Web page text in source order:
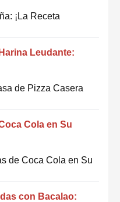
¡La Receta
Leudante:
de Pizza Casera
Cola en Su
de Coca Cola en Su
con Bacalao: